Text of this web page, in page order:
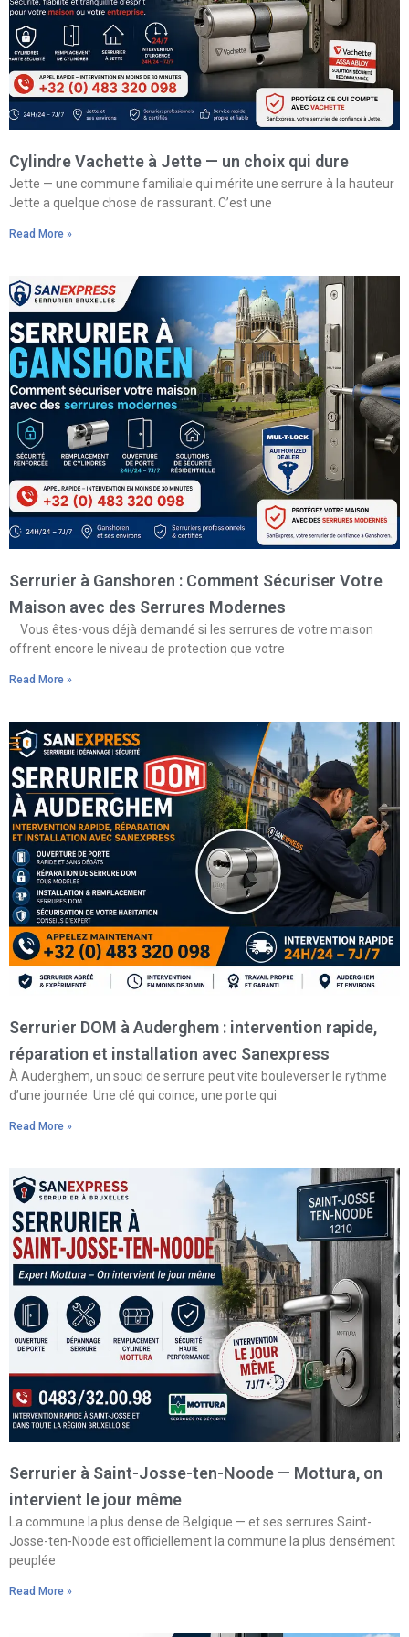
Cylindre Vachette à Jette — un choix qui dure
Jette — une commune familiale qui mérite une serrure à la hauteur
Jette a quelque chose de rassurant. C’est une
Read More »
Serrurier à Ganshoren : Comment Sécuriser Votre
Maison avec des Serrures Modernes
Vous êtes-vous déjà demandé si les serrures de votre maison
offrent encore le niveau de protection que votre
Read More »
Serrurier DOM à Auderghem : intervention rapide,
réparation et installation avec Sanexpress
À Auderghem, un souci de serrure peut vite bouleverser le rythme
d’une journée. Une clé qui coince, une porte qui
Read More »
Serrurier à Saint-Josse-ten-Noode — Mottura, on
intervient le jour même
La commune la plus dense de Belgique — et ses serrures Saint-
Josse-ten-Noode est officiellement la commune la plus densément
peuplée
Read More »